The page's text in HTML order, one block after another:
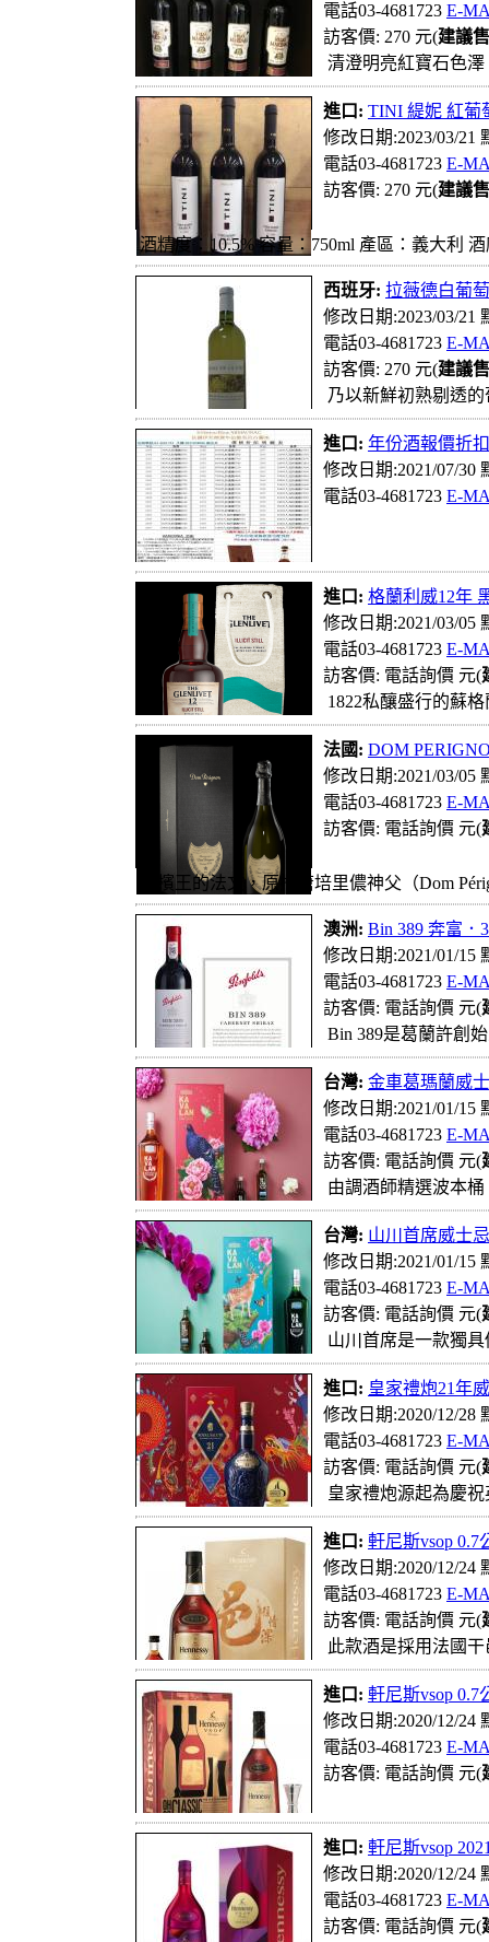
電話03-4681723 E-
訪客價: 270 元(建議
清澄明亮紅寶石色
進口: TINI 緹妮 紅葡
修改日期:2023/03/21
電話03-4681723 E-
訪客價: 270 元(建議
酒精度：10.5% 容量：750ml 產區：義大利
西班牙: 拉薇德白葡
修改日期:2023/03/21
電話03-4681723 E-
訪客價: 270 元(建議
乃以新鮮初熟剔透
進口: 年份酒報價折
修改日期:2021/07/30
電話03-4681723 E-
進口: 格蘭利威12年
修改日期:2021/03/05
電話03-4681723 E-
訪客價: 電話詢價 元(
1822私釀盛行的蘇
法國: DOM
修改日期:2021/03/05
電話03-4681723 E-
訪客價: 電話詢價 元(
香檳王的法文，原指唐培里儂神父（Dom
澳洲: Bin 389 奔富．
修改日期:2021/01/15
電話03-4681723 E-
訪客價: 電話詢價 元(
Bin 389是葛蘭許創
台灣: 金車葛瑪蘭威
修改日期:2021/01/15
電話03-4681723 E-
訪客價: 電話詢價 元(
由調酒師精選波本
台灣: 山川首席威士
修改日期:2021/01/15
電話03-4681723 E-
訪客價: 電話詢價 元(
山川首席是一款獨
進口: 皇家禮炮21年
修改日期:2020/12/28
電話03-4681723 E-
訪客價: 電話詢價 元(
皇家禮炮源起為慶
進口: 軒尼斯vsop 0.7
修改日期:2020/12/24
電話03-4681723 E-
訪客價: 電話詢價 元(
此款酒是採用法國
進口: 軒尼斯vsop 0.7
修改日期:2020/12/24
電話03-4681723 E-
訪客價: 電話詢價 元(
進口: 軒尼斯vsop
修改日期:2020/12/24
電話03-4681723 E-
訪客價: 電話詢價 元(